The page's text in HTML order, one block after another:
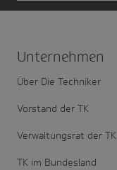
Unter­nehmen
Über Die Techniker
Vorstand der TK
Verwaltungsrat der TK
TK im Bundesland